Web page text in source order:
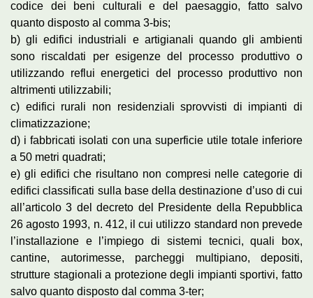
codice dei beni culturali e del paesaggio, fatto salvo
quanto disposto al comma 3-bis;
b) gli edifici industriali e artigianali quando gli ambienti
sono riscaldati per esigenze del processo produttivo o
utilizzando reflui energetici del processo produttivo non
altrimenti utilizzabili;
c) edifici rurali non residenziali sprovvisti di impianti di
climatizzazione;
d) i fabbricati isolati con una superficie utile totale inferiore
a 50 metri quadrati;
e) gli edifici che risultano non compresi nelle categorie di
edifici classificati sulla base della destinazione d’uso di cui
all’articolo 3 del decreto del Presidente della Repubblica
26 agosto 1993, n. 412, il cui utilizzo standard non prevede
l’installazione e l’impiego di sistemi tecnici, quali box,
cantine, autorimesse, parcheggi multipiano, depositi,
strutture stagionali a protezione degli impianti sportivi, fatto
salvo quanto disposto dal comma 3-ter;